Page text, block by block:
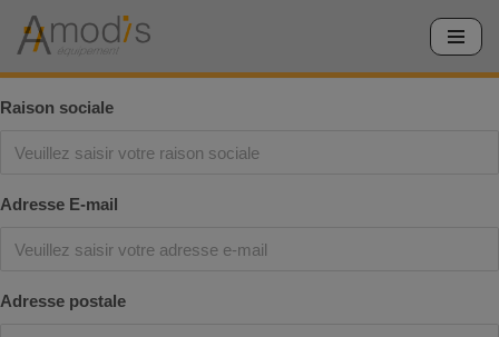
Aller
contenu
Raison sociale
Adresse E-mail
Adresse postale